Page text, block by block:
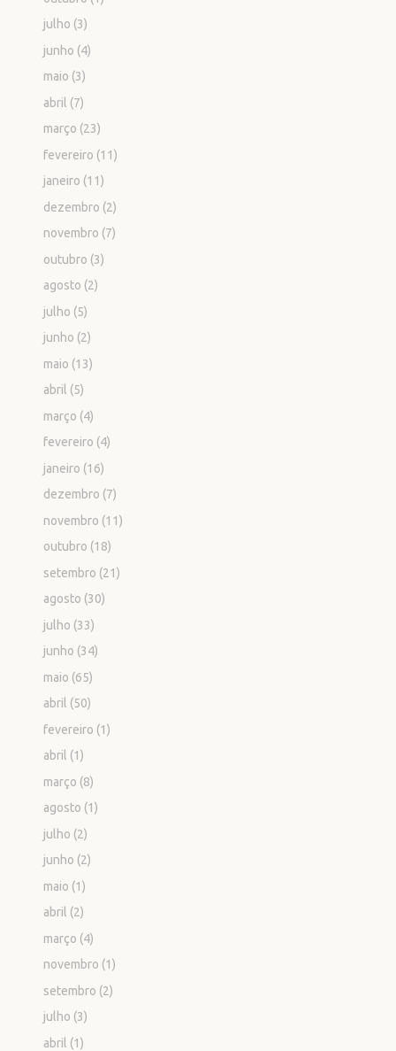
julho (3)
junho (4)
maio (3)
abril (7)
março (23)
fevereiro (11)
janeiro (11)
dezembro (2)
novembro (7)
outubro (3)
agosto (2)
julho (5)
junho (2)
maio (13)
abril (5)
março (4)
fevereiro (4)
janeiro (16)
dezembro (7)
novembro (11)
outubro (18)
setembro (21)
agosto (30)
julho (33)
junho (34)
maio (65)
abril (50)
fevereiro (1)
abril (1)
março (8)
agosto (1)
julho (2)
junho (2)
maio (1)
abril (2)
março (4)
novembro (1)
setembro (2)
julho (3)
abril (1)